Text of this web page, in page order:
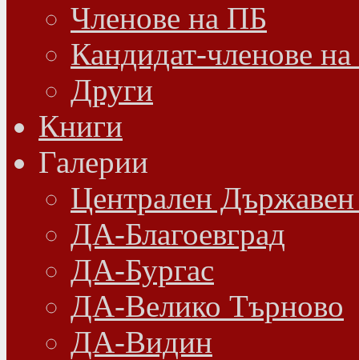
Членове на ПБ
Кандидат-членове
Други
Книги
Галерии
Централен
ДА-Благоевград
ДА-Бургас
ДА-Велико Търново
ДА-Видин